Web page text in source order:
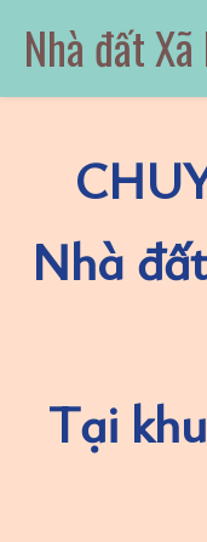
Nhà đất
Đất bán
Chung cư
Nhà
Tại